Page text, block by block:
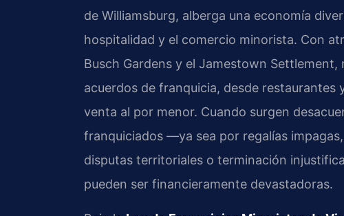
de Williamsburg, alberga una economía
hospitalidad y el comercio minorista. Con
Busch Gardens y el Jamestown
acuerdos de franquicia, desde
venta al por menor. Cuando surgen
franquiciados —ya sea por regalías
disputas territoriales o terminación
pueden ser financieramente devastadoras.